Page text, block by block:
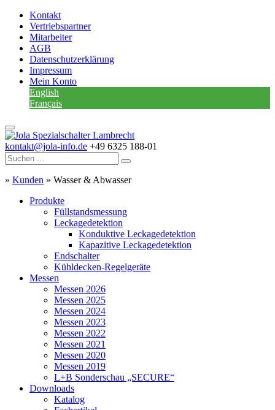
Kontakt
Vertriebspartner
Mitarbeiter
AGB
Datenschutzerklärung
Impressum
Mein Konto
English
Français
kontakt@jola-info.de +49 6325 188-01
» Kunden » Wasser & Abwasser
Produkte
Füllstandsmessung
Leckagedetektion
Konduktive Leckagedetektion
Kapazitive Leckagedetektion
Endschalter
Kühldecken-Regelgeräte
Messen
Messen 2026
Messen 2025
Messen 2024
Messen 2023
Messen 2022
Messen 2021
Messen 2020
Messen 2019
L+B Sonderschau „SECURE“
Downloads
Katalog